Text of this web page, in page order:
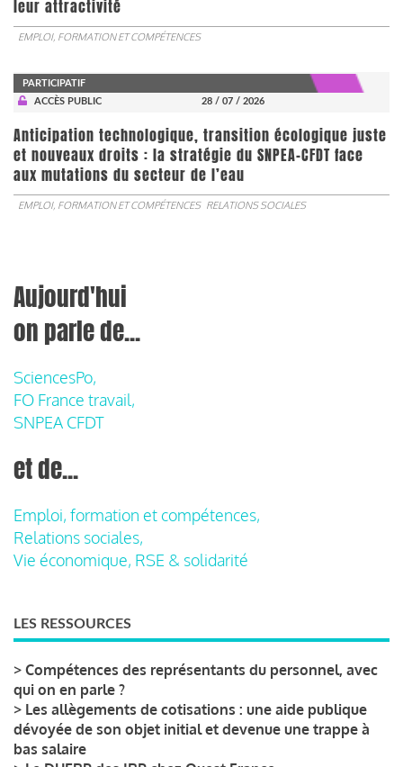
leur attractivité
EMPLOI, FORMATION ET COMPÉTENCES
PARTICIPATIF
ACCÈS PUBLIC
28 / 07 / 2026
Anticipation technologique, transition écologique juste
et nouveaux droits : la stratégie du SNPEA-CFDT face
aux mutations du secteur de l’eau
EMPLOI, FORMATION ET COMPÉTENCES RELATIONS SOCIALES
Aujourd'hui
on parle de...
SciencesPo,
FO France travail,
SNPEA CFDT
et de...
Emploi, formation et compétences,
Relations sociales,
Vie économique, RSE & solidarité
LES RESSOURCES
> Compétences des représentants du personnel, avec
qui on en parle ?
> Les allègements de cotisations : une aide publique
dévoyée de son objet initial et devenue une trappe à
bas salaire